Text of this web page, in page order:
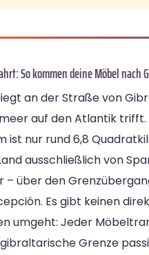
So kommen deine Möbel nach
an der Straße von
auf den Atlantik trifft.
ist nur rund 6,8
ausschließlich von
über den
Es gibt keinen
umgeht: Jeder
Grenze